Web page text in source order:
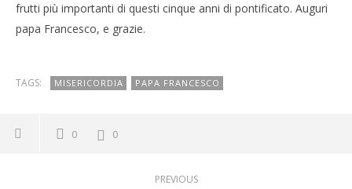
frutti più importanti di questi cinque anni di pontificato. Auguri
papa Francesco, e grazie.
TAGS: MISERICORDIA PAPA FRANCESCO
0 0
PREVIOUS